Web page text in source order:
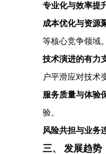
专业化与效率提
成本优化与资源
等核心竞争领域。
技术演进的有力
户平滑应对技术
服务质量与体验
验。
风险共担与业务
三、 发展趋势